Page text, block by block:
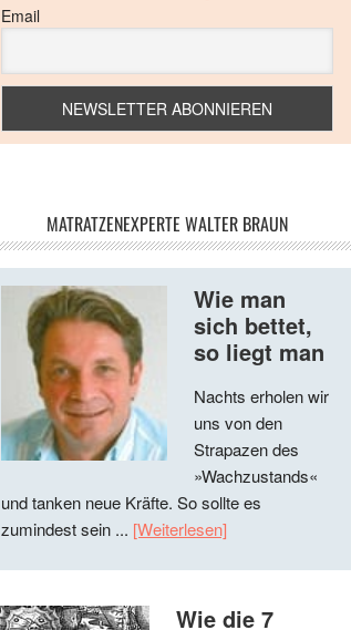
Email
MATRATZENEXPERTE WALTER BRAUN
Wie man
sich bettet,
so liegt man
Nachts erholen wir
uns von den
Strapazen des
»Wachzustands«
und tanken neue Kräfte. So sollte es
zumindest sein ... [Weiterlesen]
Wie die 7